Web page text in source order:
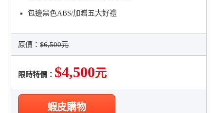
包邊黑色ABS/加贈五大好禮
原價：$6,500元
限時特價： $4,500元
蝦皮購物